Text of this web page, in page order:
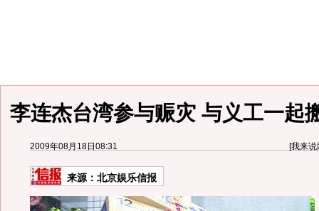
李连杰台湾参与赈灾 与义工一起
2009年08月18日08:31 [我来说
来源： 北京娱乐信报